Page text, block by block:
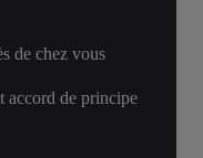
de chez vous
accord de principe